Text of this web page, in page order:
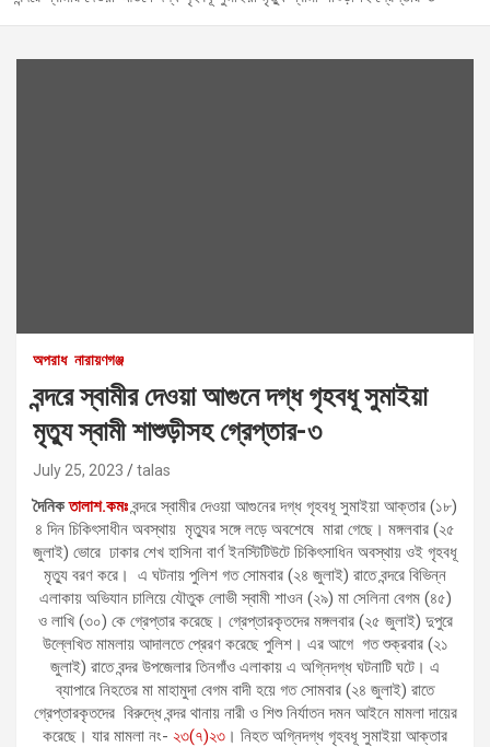
অপরাধ নারায়ণগঞ্জ
বন্দরে স্বামীর দেওয়া আগুনে দগ্ধ গৃহবধূ সুমাইয়া
মৃত্যু স্বামী শাশুড়ীসহ গ্রেপ্তার-৩
July 25, 2023 talas
দৈনিকতালাশ.কমঃবন্দরে স্বামীর দেওয়া আগুনের দগ্ধ গৃহবধূ সুমাইয়া আক্তার (১৮)
৪ দিন চিকিৎসাধীন অবস্থায় মৃত্যুর সঙ্গে লড়ে অবশেষে মারা গেছে। মঙ্গলবার (২৫
জুলাই) ভোরে ঢাকার শেখ হাসিনা বার্ণ ইনস্টিটিউটে চিকিৎসাধিন অবস্থায় ওই গৃহবধূ
মৃত্যু বরণ করে। এ ঘটনায় পুলিশ গত সোমবার (২৪ জুলাই) রাতে বন্দরে বিভিন্ন
এলাকায় অভিযান চালিয়ে যৌতুক লোভী স্বামী শাওন (২৯) মা সেলিনা বেগম (৪৫)
ও লাখি (৩০) কে গ্রেপ্তার করেছে। গ্রেপ্তারকৃতদের মঙ্গলবার (২৫ জুলাই) দুপুরে
উল্লেখিত মামলায় আদালতে প্রেরণ করেছে পুলিশ। এর আগে গত শুক্রবার (২১
জুলাই) রাতে বন্দর উপজেলার তিনগাঁও এলাকায় এ অগ্নিদগ্ধ ঘটনাটি ঘটে। এ
ব্যাপারে নিহতের মা মাহামুদা বেগম বাদী হয়ে গত সোমবার (২৪ জুলাই) রাতে
গ্রেপ্তারকৃতদের বিরুদ্ধে বন্দর থানায় নারী ও শিশু নির্যাতন দমন আইনে মামলা দায়ের
করেছে। যার মামলা নং- ২৩(৭)২৩ । নিহত অগ্নিদগ্ধ গৃহবধূ সুমাইয়া আক্তার